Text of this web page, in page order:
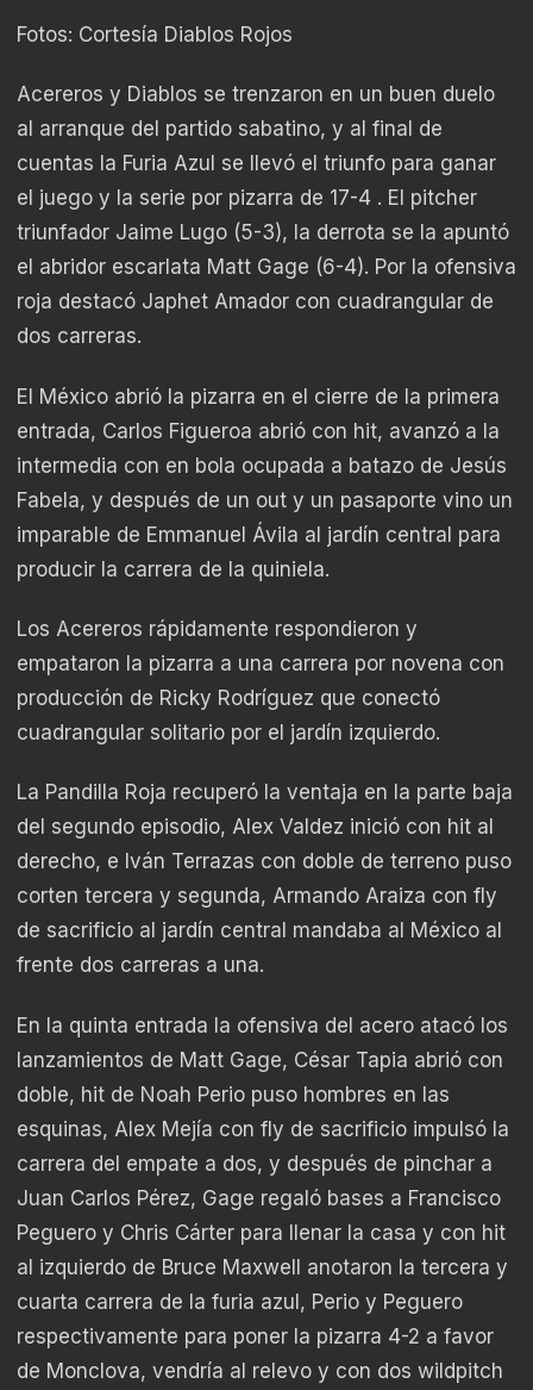
Fotos: Cortesía Diablos Rojos
Acereros y Diablos se trenzaron en un buen duelo
al arranque del partido sabatino, y al final de
cuentas la Furia Azul se llevó el triunfo para ganar
el juego y la serie por pizarra de 17-4 . El pitcher
triunfador Jaime Lugo (5-3), la derrota se la apuntó
el abridor escarlata Matt Gage (6-4). Por la ofensiva
roja destacó Japhet Amador con cuadrangular de
dos carreras.
El México abrió la pizarra en el cierre de la primera
entrada, Carlos Figueroa abrió con hit, avanzó a la
intermedia con en bola ocupada a batazo de Jesús
Fabela, y después de un out y un pasaporte vino un
imparable de Emmanuel Ávila al jardín central para
producir la carrera de la quiniela.
Los Acereros rápidamente respondieron y
empataron la pizarra a una carrera por novena con
producción de Ricky Rodríguez que conectó
cuadrangular solitario por el jardín izquierdo.
La Pandilla Roja recuperó la ventaja en la parte baja
del segundo episodio, Alex Valdez inició con hit al
derecho, e Iván Terrazas con doble de terreno puso
corten tercera y segunda, Armando Araiza con fly
de sacrificio al jardín central mandaba al México al
frente dos carreras a una.
En la quinta entrada la ofensiva del acero atacó los
lanzamientos de Matt Gage, César Tapia abrió con
doble, hit de Noah Perio puso hombres en las
esquinas, Alex Mejía con fly de sacrificio impulsó la
carrera del empate a dos, y después de pinchar a
Juan Carlos Pérez, Gage regaló bases a Francisco
Peguero y Chris Cárter para llenar la casa y con hit
al izquierdo de Bruce Maxwell anotaron la tercera y
cuarta carrera de la furia azul, Perio y Peguero
respectivamente para poner la pizarra 4-2 a favor
de Monclova, vendría al relevo y con dos wildpitch